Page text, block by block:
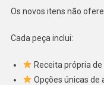
Os novos itens não
Cada peça inclui:
Receita própria
Opções únicas de